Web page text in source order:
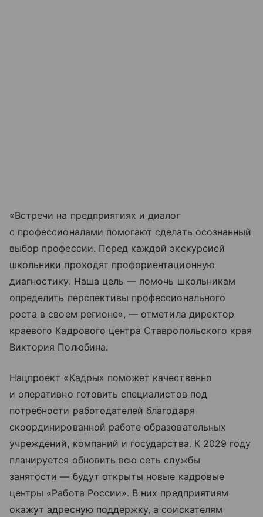
«Встречи на предприятиях и диалог
с профессионалами помогают сделать осознанный
выбор профессии. Перед каждой экскурсией
школьники проходят профориентационную
диагностику. Наша цель — помочь школьникам
определить перспективы профессионального
роста в своем регионе», — отметила директор
краевого Кадрового центра Ставропольского края
Виктория Полюбина.
Нацпроект «Кадры» поможет качественно
и оперативно готовить специалистов под
потребности работодателей благодаря
скоординированной работе образовательных
учреждений, компаний и государства. К 2029 году
планируется обновить всю сеть службы
занятости — будут открыты новые кадровые
центры «Работа России». В них предприятиям
окажут адресную поддержку, а соискателям